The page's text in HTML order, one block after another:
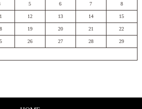
5 6 7 8
12 13 14 15
19 20 21 22
26 27 28 29